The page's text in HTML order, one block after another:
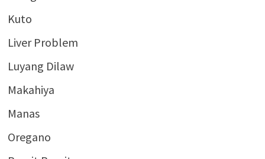
Kuto
Liver Problem
Luyang Dilaw
Makahiya
Manas
Oregano